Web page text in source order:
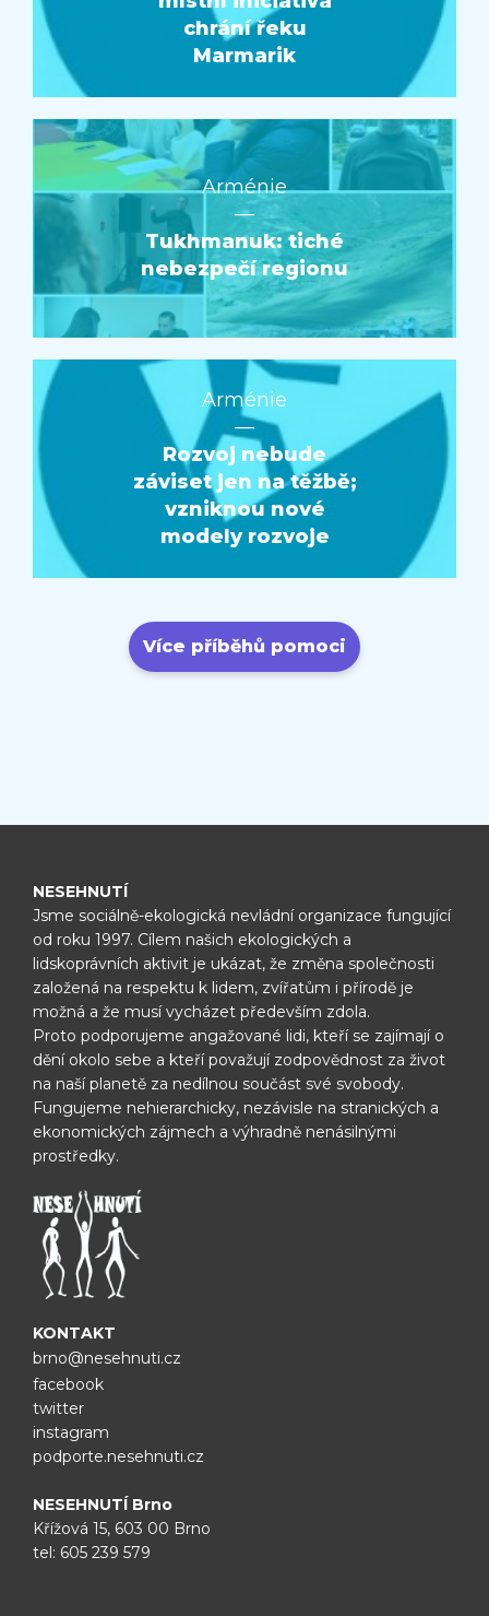
chrání řeku
Marmarik
Arménie
—
Tukhmanuk: tiché
nebezpečí regionu
Arménie
—
Rozvoj nebude
záviset jen na těžbě;
vzniknou nové
modely rozvoje
Více příběhů pomoci
NESEHNUTÍ
Jsme sociálně-ekologická nevládní organizace fungující
od roku 1997. Cílem našich ekologických a
lidskoprávních aktivit je ukázat, že změna společnosti
založená na respektu k lidem, zvířatům i přírodě je
možná a že musí vycházet především zdola.
Proto podporujeme angažované lidi, kteří se zajímají o
dění okolo sebe a kteří považují zodpovědnost za život
na naší planetě za nedílnou součást své svobody.
Fungujeme nehierarchicky, nezávisle na stranických a
ekonomických zájmech a výhradně nenásilnými
prostředky.
KONTAKT
brno@nesehnuti.cz
facebook
twitter
instagram
podporte.nesehnuti.cz
NESEHNUTÍ Brno
Křížová 15, 603 00 Brno
tel: 605 239 579